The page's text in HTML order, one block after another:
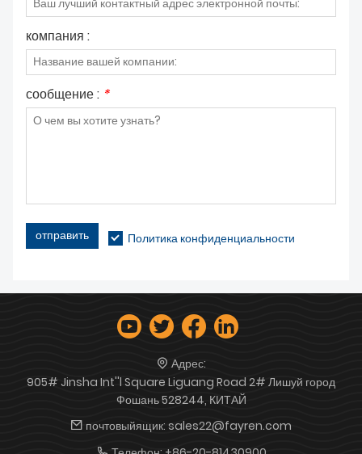
компания :
сообщение : *
отправить Политика конфиденциальности
Адрес:
905# Jinsha Int''l Square Liguang Road 2# Лишуй город
Фошань 528244, КИТАЙ
почтовыйящик: sales22@fayren.com